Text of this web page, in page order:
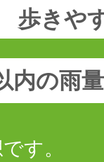
歩きや
内の雨
す。